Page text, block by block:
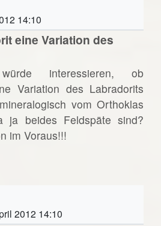
14:10
eine Variation des
interessieren, ob
Variation des Labradorits
vom Orthoklas
ja beides Feldspäte sind?
im Voraus!!!
2012 14:10